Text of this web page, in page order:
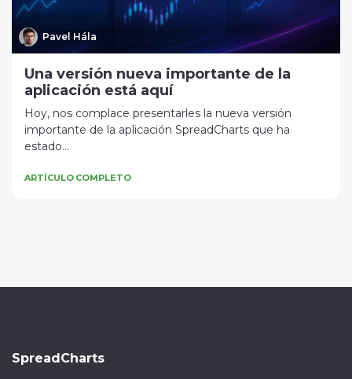
Pavel Hála
Una versión nueva importante de la
aplicación está aquí
Hoy, nos complace presentarles la nueva versión
importante de la aplicación SpreadCharts que ha
estado...
ARTÍCULO COMPLETO
SpreadCharts